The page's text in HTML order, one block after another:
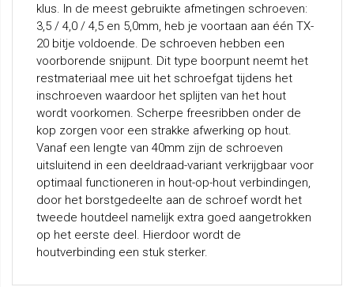
klus. In de meest gebruikte afmetingen schroeven:
3,5 / 4,0 / 4,5 en 5,0mm, heb je voortaan aan één TX-
20 bitje voldoende. De schroeven hebben een
voorborende snijpunt. Dit type boorpunt neemt het
restmateriaal mee uit het schroefgat tijdens het
inschroeven waardoor het splijten van het hout
wordt voorkomen. Scherpe freesribben onder de
kop zorgen voor een strakke afwerking op hout.
Vanaf een lengte van 40mm zijn de schroeven
uitsluitend in een deeldraad-variant verkrijgbaar voor
optimaal functioneren in hout-op-hout verbindingen,
door het borstgedeelte aan de schroef wordt het
tweede houtdeel namelijk extra goed aangetrokken
op het eerste deel. Hierdoor wordt de
houtverbinding een stuk sterker.